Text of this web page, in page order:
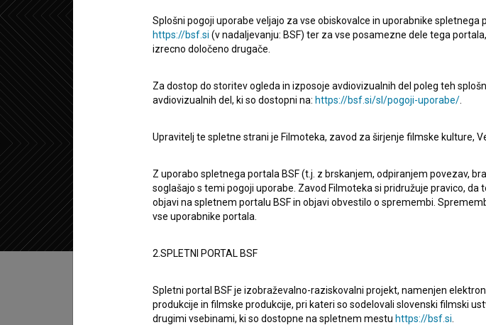
1. EPIZODA
Telenovela: Kamera,
Splošni pogoji uporabe veljajo za vse obiskovalce in uporabnike
https://bsf.si (v nadaljevanju: BSF) ter za vse posamezne dele tega
izrecno določeno drugače.
Za dostop do storitev ogleda in izposoje avdiovizualnih del poleg teh
avdiovizualnih del, ki so dostopni na: https://bsf.si/sl/pogoji-uporabe/
Upravitelj te spletne strani je Filmoteka, zavod za širjenje filmske kulture,
Z uporabo spletnega portala BSF (t.j. z brskanjem, odpiranjem povezav,
soglašajo s temi pogoji uporabe. Zavod Filmoteka si pridružuje pravico,
objavi na spletnem portalu BSF in objavi obvestilo o spremembi.
vse uporabnike portala.
2.SPLETNI PORTAL BSF
Spletni portal BSF je izobraževalno-raziskovalni projekt, namenjen
produkcije in filmske produkcije, pri kateri so sodelovali slovenski filmski
drugimi vsebinami, ki so dostopne na spletnem mestu https://bsf.si